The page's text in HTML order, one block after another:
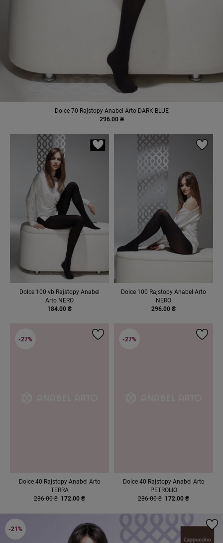
Dolce 70 Rajstopy Anabel Arto DARK BLUE
296.00 ₴
Dolce 100 vb Rajstopy Anabel
Arto NERO
184.00 ₴
Dolce 100 Rajstopy Anabel Arto
NERO
296.00 ₴
Dolce 40 Rajstopy Anabel Arto
TERRA
236.00 ₴ 172.00 ₴
-27%
Dolce 40 Rajstopy Anabel Arto
PETROLIO
236.00 ₴ 172.00 ₴
-27%
-21%